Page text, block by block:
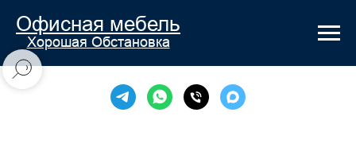
Офисная мебель
Хорошая Обстановка